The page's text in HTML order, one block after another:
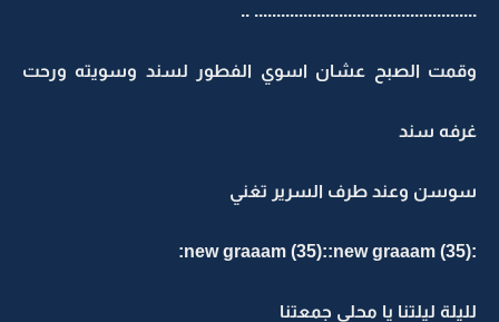
.................................................. ..
وقمت الصبح عشان اسوي الفطور لسند وسويته ورحت
غرفه سند
سوسن وعند طرف السرير تغني
:new graaam (35)::new graaam (35):
لليلة ليلتنا يا محلى جمعتنا